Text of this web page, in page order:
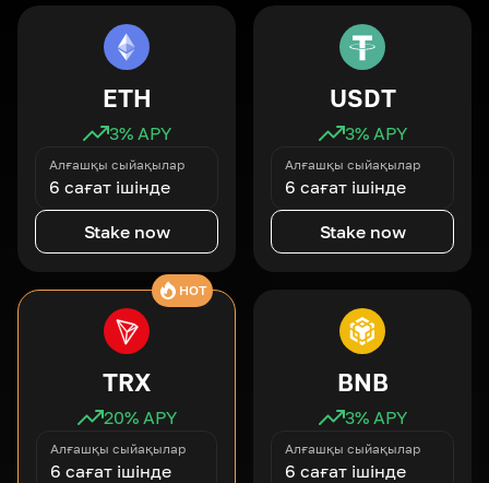
ETH
3% APY
Алғашқы сыйақылар
6 сағат ішінде
Stake now
USDT
3% APY
Алғашқы сыйақылар
6 сағат ішінде
Stake now
HOT
TRX
20% APY
Алғашқы сыйақылар
6 сағат ішінде
BNB
3% APY
Алғашқы сыйақылар
6 сағат ішінде